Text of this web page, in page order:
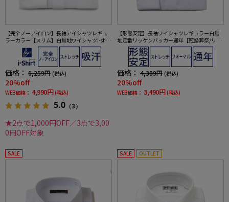
【完全ノーアイロン】長袖アイシャツレギュ
ラーカラー【スリム】白無地ワイシャツi-shirt
通年【冠婚葬祭/リクルート使用可】
価格： 6,259円 (税込)
20%off
WEB価格： 4,990円 (税込)
5.0 （3）
★2点で1,000円OFF／3点で3,00
0円OFF対象
【形態安定】長袖ワイシャツレギュラー白無
地定番リッケンバッカー通年【冠婚葬祭/リク
ルート使用可】
価格： 4,389円 (税込)
20%off
WEB価格： 3,490円 (税込)
SALE SALE OUTLET